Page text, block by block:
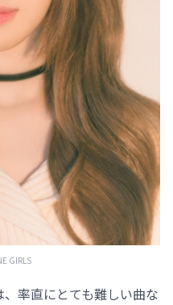
GIRLS
率直にとても難しい曲な